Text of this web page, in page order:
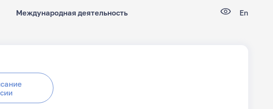
Международная деятельность En